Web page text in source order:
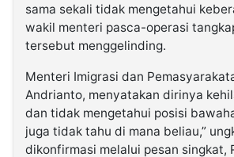
sama sekali tidak mengetahui
wakil menteri pasca-operasi
tersebut menggelinding.
Menteri Imigrasi dan
Andrianto, menyatakan dirinya
dan tidak mengetahui posisi
juga tidak tahu di mana beliau,”
dikonfirmasi melalui pesan singkat,